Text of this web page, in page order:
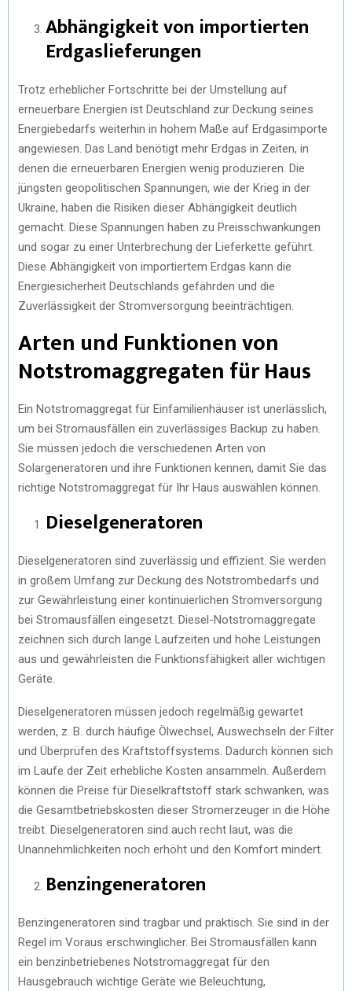
Abhängigkeit von importierten
Erdgaslieferungen
Trotz erheblicher Fortschritte bei der Umstellung auf
erneuerbare Energien ist Deutschland zur Deckung seines
Energiebedarfs weiterhin in hohem Maße auf Erdgasimporte
angewiesen. Das Land benötigt mehr Erdgas in Zeiten, in
denen die erneuerbaren Energien wenig produzieren. Die
jüngsten geopolitischen Spannungen, wie der Krieg in der
Ukraine, haben die Risiken dieser Abhängigkeit deutlich
gemacht. Diese Spannungen haben zu Preisschwankungen
und sogar zu einer Unterbrechung der Lieferkette geführt.
Diese Abhängigkeit von importiertem Erdgas kann die
Energiesicherheit Deutschlands gefährden und die
Zuverlässigkeit der Stromversorgung beeinträchtigen.
Arten und Funktionen von
Notstromaggregaten für Haus
Ein Notstromaggregat für Einfamilienhäuser ist unerlässlich,
um bei Stromausfällen ein zuverlässiges Backup zu haben.
Sie müssen jedoch die verschiedenen Arten von
Solargeneratoren und ihre Funktionen kennen, damit Sie das
richtige Notstromaggregat für Ihr Haus auswählen können.
Dieselgeneratoren
Dieselgeneratoren sind zuverlässig und effizient. Sie werden
in großem Umfang zur Deckung des Notstrombedarfs und
zur Gewährleistung einer kontinuierlichen Stromversorgung
bei Stromausfällen eingesetzt. Diesel-Notstromaggregate
zeichnen sich durch lange Laufzeiten und hohe Leistungen
aus und gewährleisten die Funktionsfähigkeit aller wichtigen
Geräte.
Dieselgeneratoren müssen jedoch regelmäßig gewartet
werden, z. B. durch häufige Ölwechsel, Auswechseln der Filter
und Überprüfen des Kraftstoffsystems. Dadurch können sich
im Laufe der Zeit erhebliche Kosten ansammeln. Außerdem
können die Preise für Dieselkraftstoff stark schwanken, was
die Gesamtbetriebskosten dieser Stromerzeuger in die Höhe
treibt. Dieselgeneratoren sind auch recht laut, was die
Unannehmlichkeiten noch erhöht und den Komfort mindert.
Benzingeneratoren
Benzingeneratoren sind tragbar und praktisch. Sie sind in der
Regel im Voraus erschwinglicher. Bei Stromausfällen kann
ein benzinbetriebenes Notstromaggregat für den
Hausgebrauch wichtige Geräte wie Beleuchtung,